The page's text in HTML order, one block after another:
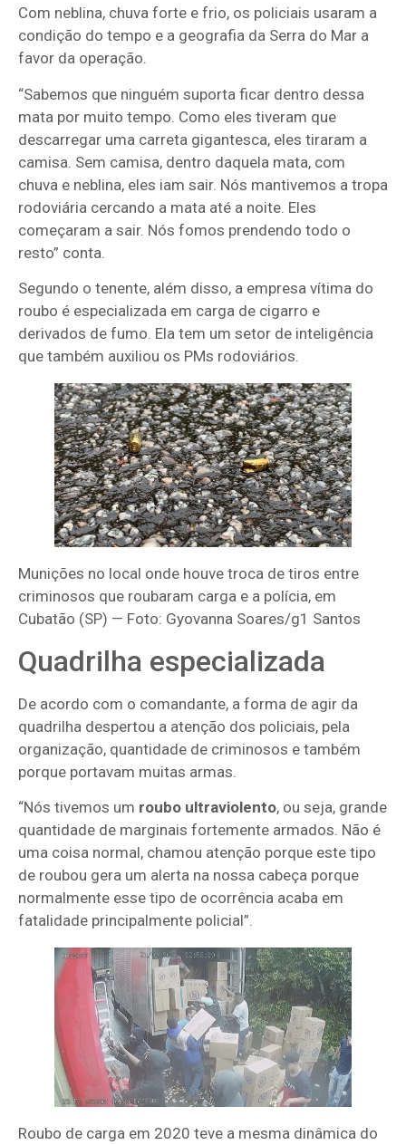
Com neblina, chuva forte e frio, os policiais usaram a
condição do tempo e a geografia da Serra do Mar a
favor da operação.
“Sabemos que ninguém suporta ficar dentro dessa
mata por muito tempo. Como eles tiveram que
descarregar uma carreta gigantesca, eles tiraram a
camisa. Sem camisa, dentro daquela mata, com
chuva e neblina, eles iam sair. Nós mantivemos a tropa
rodoviária cercando a mata até a noite. Eles
começaram a sair. Nós fomos prendendo todo o
resto” conta.
Segundo o tenente, além disso, a empresa vítima do
roubo é especializada em carga de cigarro e
derivados de fumo. Ela tem um setor de inteligência
que também auxiliou os PMs rodoviários.
Munições no local onde houve troca de tiros entre
criminosos que roubaram carga e a polícia, em
Cubatão (SP) — Foto: Gyovanna Soares/g1 Santos
Quadrilha especializada
De acordo com o comandante, a forma de agir da
quadrilha despertou a atenção dos policiais, pela
organização, quantidade de criminosos e também
porque portavam muitas armas.
“Nós tivemos um roubo ultraviolento, ou seja, grande
quantidade de marginais fortemente armados. Não é
uma coisa normal, chamou atenção porque este tipo
de roubou gera um alerta na nossa cabeça porque
normalmente esse tipo de ocorrência acaba em
fatalidade principalmente policial”.
Roubo de carga em 2020 teve a mesma dinâmica do